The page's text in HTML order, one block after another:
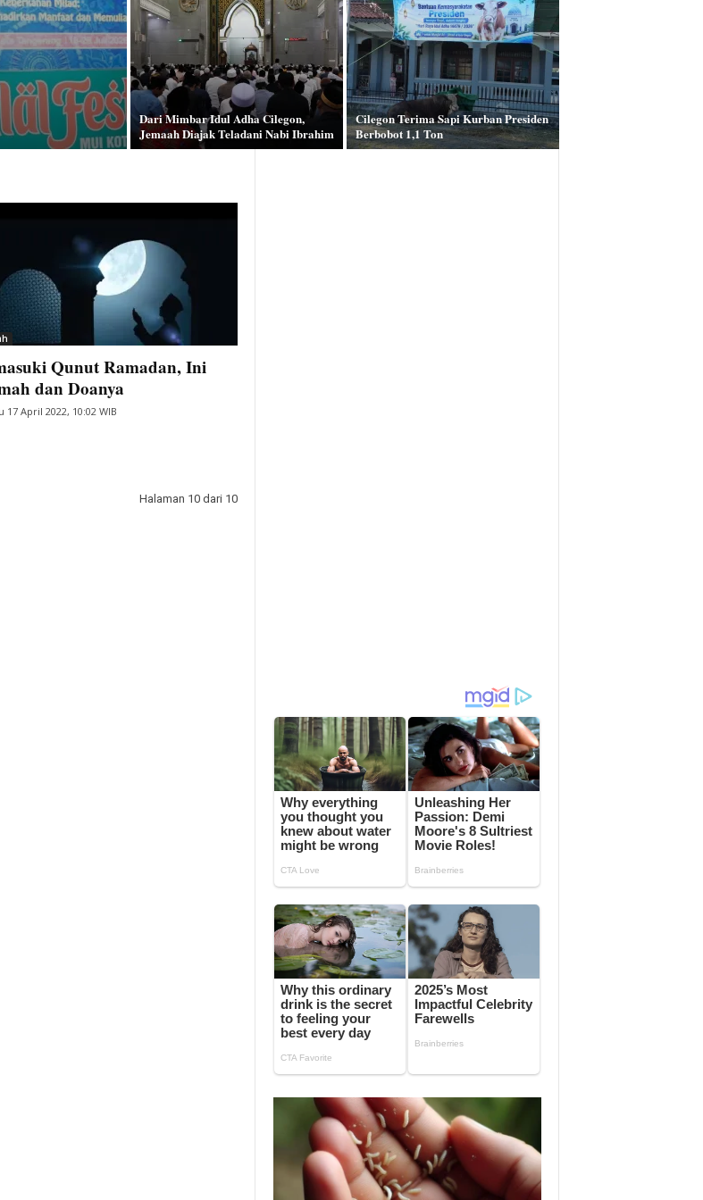
Dari Mimbar Idul Adha Cilegon,
Jemaah Diajak Teladani Nabi Ibrahim
Cilegon Terima Sapi Kurban Presiden
Berbobot 1,1 Ton
Qunut Ramadan, Ini
dan Doanya
17 April 2022, 10:02 WIB
Halaman 10 dari 10